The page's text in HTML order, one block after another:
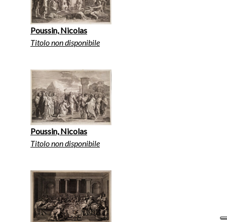
Poussin, Nicolas
Titolo non disponibile
Poussin, Nicolas
Titolo non disponibile